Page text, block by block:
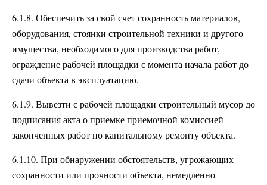
6.1.8. Обеспечить за свой счет сохранность материалов,
оборудования, стоянки строительной техники и другого
имущества, необходимого для производства работ,
ограждение рабочей площадки с момента начала работ до
сдачи объекта в эксплуатацию.
6.1.9. Вывезти с рабочей площадки строительный мусор до
подписания акта о приемке приемочной комиссией
законченных работ по капитальному ремонту объекта.
6.1.10. При обнаружении обстоятельств, угрожающих
сохранности или прочности объекта, немедленно